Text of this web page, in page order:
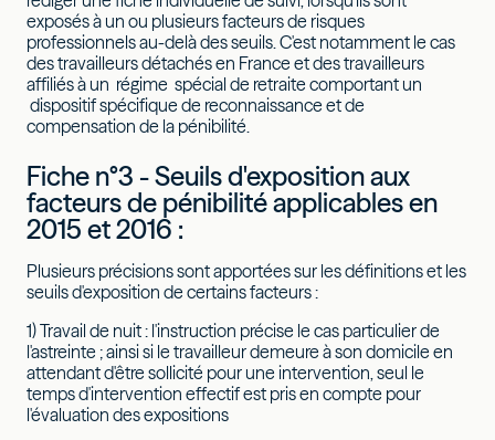
exposés à un ou plusieurs facteurs de risques
professionnels au-delà des seuils. C'est notamment le cas
des travailleurs détachés en France et des travailleurs
affiliés à un régime spécial de retraite comportant un
dispositif spécifique de reconnaissance et de
compensation de la pénibilité.
Fiche n°3 - Seuils d'exposition aux
facteurs de pénibilité applicables en
2015 et 2016 :
Plusieurs précisions sont apportées sur les définitions et les
seuils d'exposition de certains facteurs :
1) Travail de nuit : l'instruction précise le cas particulier de
l'astreinte ; ainsi si le travailleur demeure à son domicile en
attendant d'être sollicité pour une intervention, seul le
temps d'intervention effectif est pris en compte pour
l'évaluation des expositions